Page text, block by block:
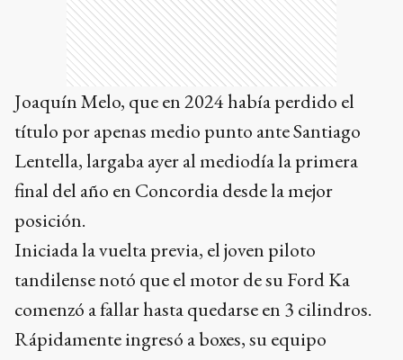
Joaquín Melo, que en 2024 había perdido el
título por apenas medio punto ante Santiago
Lentella, largaba ayer al mediodía la primera
final del año en Concordia desde la mejor
posición.
Iniciada la vuelta previa, el joven piloto
tandilense notó que el motor de su Ford Ka
comenzó a fallar hasta quedarse en 3 cilindros.
Rápidamente ingresó a boxes, su equipo